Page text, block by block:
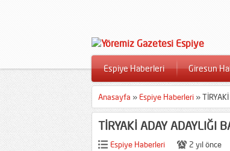
Espiye Haberleri Giresun
Anasayfa » Espiye Haberleri »
TİRYAKİ ADAY ADAYLIĞI
Espiye Haberleri 2 yıl önce